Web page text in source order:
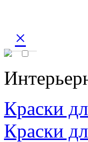
×
Краски
Краски